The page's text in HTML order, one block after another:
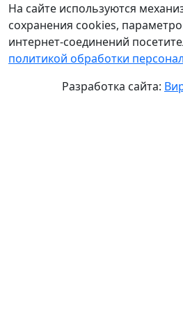
На сайте используются
сохранения cookies,
интернет-соединений
политикой обработки
Разработка сайта: